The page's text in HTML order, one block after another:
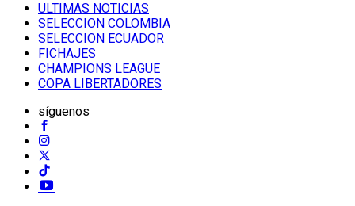
ULTIMAS NOTICIAS
SELECCION COLOMBIA
SELECCION ECUADOR
FICHAJES
CHAMPIONS LEAGUE
COPA LIBERTADORES
síguenos